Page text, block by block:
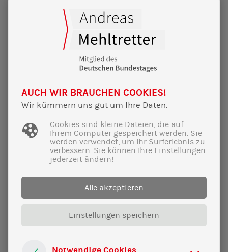
18|02|2025
Mehr Wachstum, mehr Netto – aber
wer soll das bezahlen?
Veranstaltung mit Michael Schrodi über
Energiezukunft.
AUCH WIR BRAUCHEN COOKIES!
Wir kümmern uns gut um Ihre Daten.
Cookies sind kleine Dateien, die auf
Ihrem Computer gespeichert werden. Sie
werden verwendet, um Ihr Surferlebnis zu
verbessern. Sie können Ihre Einstellungen
jederzeit ändern!
Alle akzeptieren
Einstellungen speichern